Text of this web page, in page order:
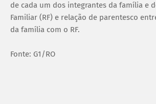
de cada um dos integrantes da família e
Familiar (RF) e relação de parentesco
da família com o RF.
Fonte: G1/RO